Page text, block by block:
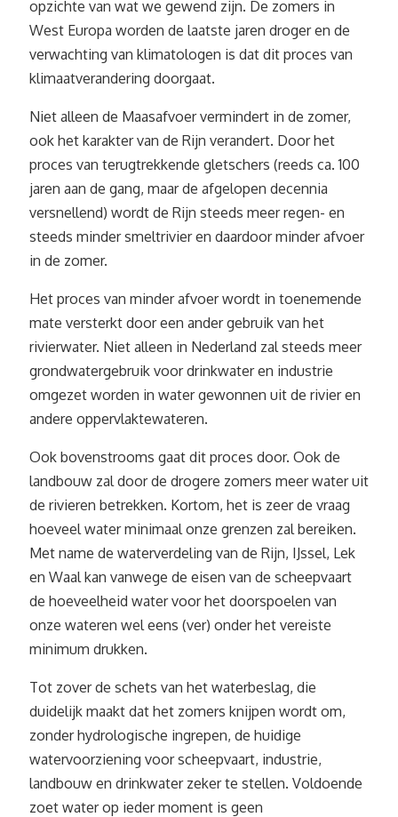
opzichte van wat we gewend zijn. De zomers in
West Europa worden de laatste jaren droger en de
verwachting van klimatologen is dat dit proces van
klimaatverandering doorgaat.
Niet alleen de Maasafvoer vermindert in de zomer,
ook het karakter van de Rijn verandert. Door het
proces van terugtrekkende gletschers (reeds ca. 100
jaren aan de gang, maar de afgelopen decennia
versnellend) wordt de Rijn steeds meer regen- en
steeds minder smeltrivier en daardoor minder afvoer
in de zomer.
Het proces van minder afvoer wordt in toenemende
mate versterkt door een ander gebruik van het
rivierwater. Niet alleen in Nederland zal steeds meer
grondwatergebruik voor drinkwater en industrie
omgezet worden in water gewonnen uit de rivier en
andere oppervlaktewateren.
Ook bovenstrooms gaat dit proces door. Ook de
landbouw zal door de drogere zomers meer water uit
de rivieren betrekken. Kortom, het is zeer de vraag
hoeveel water minimaal onze grenzen zal bereiken.
Met name de waterverdeling van de Rijn, IJssel, Lek
en Waal kan vanwege de eisen van de scheepvaart
de hoeveelheid water voor het doorspoelen van
onze wateren wel eens (ver) onder het vereiste
minimum drukken.
Tot zover de schets van het waterbeslag, die
duidelijk maakt dat het zomers knijpen wordt om,
zonder hydrologische ingrepen, de huidige
watervoorziening voor scheepvaart, industrie,
landbouw en drinkwater zeker te stellen. Voldoende
zoet water op ieder moment is geen